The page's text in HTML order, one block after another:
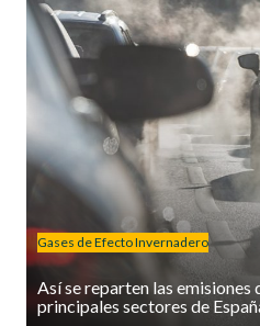
Gases de Efecto Invernadero
Así se reparten las emisiones
principales sectores de